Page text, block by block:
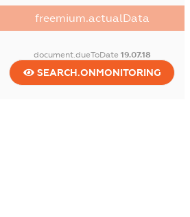
freemium.actualData
document.dueToDate 19.07.18
SEARCH.ONMONITORING